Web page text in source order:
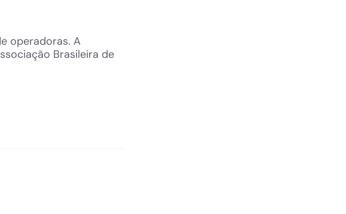
operadoras. A
Brasileira de